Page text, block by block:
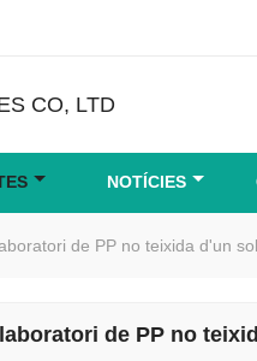
CO, LTD
NOTÍCIES
de PP no teixida d'un
de PP no